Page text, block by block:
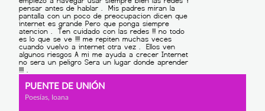
PUENTE DE UNIÓN
Poesías, Ioana